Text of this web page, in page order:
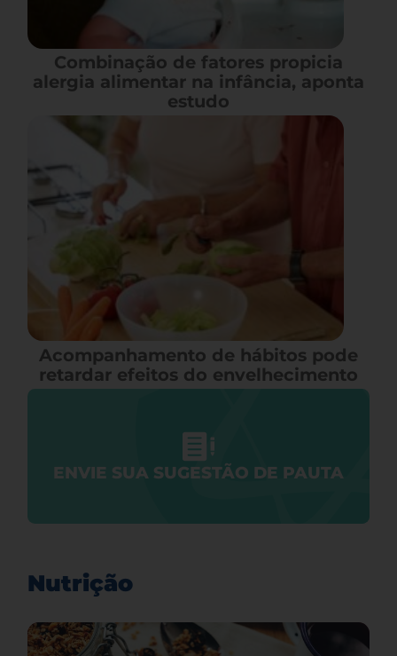
Combinação de fatores propicia
alergia alimentar na infância, aponta
estudo
Acompanhamento de hábitos pode
retardar efeitos do envelhecimento
ENVIE SUA SUGESTÃO DE PAUTA
Nutrição